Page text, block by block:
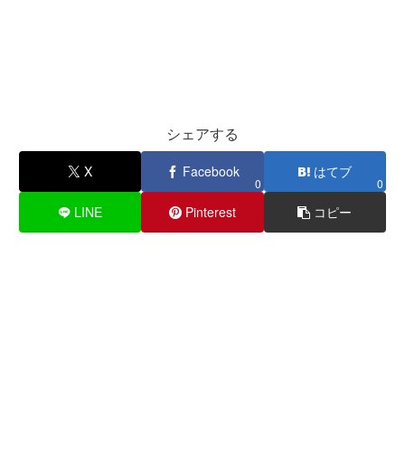
シェアする
X Facebook
0
はてブ
0
LINE Pinterest コピー